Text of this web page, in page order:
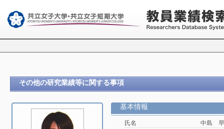
その他の研究業績等に関する事項
基本情報
氏名
中島